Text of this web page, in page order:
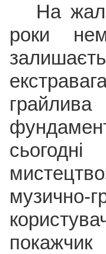
На
роки